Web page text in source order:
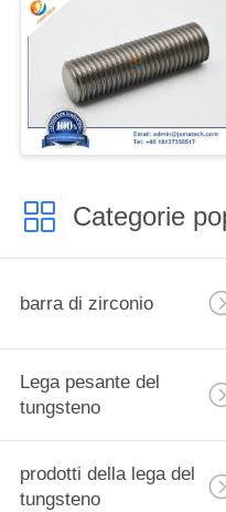
Categorie
barra di zirconio
Lega pesante del
tungsteno
prodotti della lega del
tungsteno